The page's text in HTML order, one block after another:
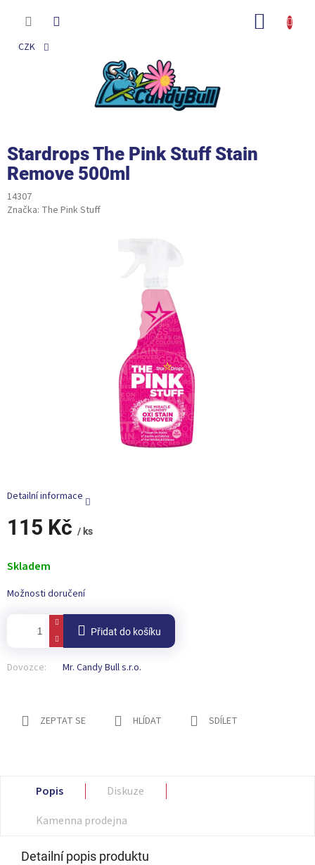
CZK
Stardrops The Pink Stuff Stain
Remove 500ml
14307
Značka: The Pink Stuff
115 Kč / ks
cena:
Skladem
Možnosti doručení
Přidat do košíku
Dovozce: Mr. Candy Bull s.r.o.
Detailní informace
ZEPTAT SE HLÍDAT SDÍLET
Popis
Diskuze
Kamenna prodejna
Detailní popis produktu